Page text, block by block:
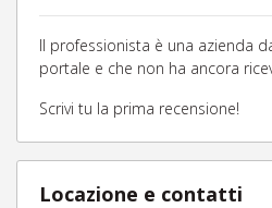
Il professionista è una azienda
portale e che non ha ancora
Scrivi tu la prima recensione!
Locazione e contatti